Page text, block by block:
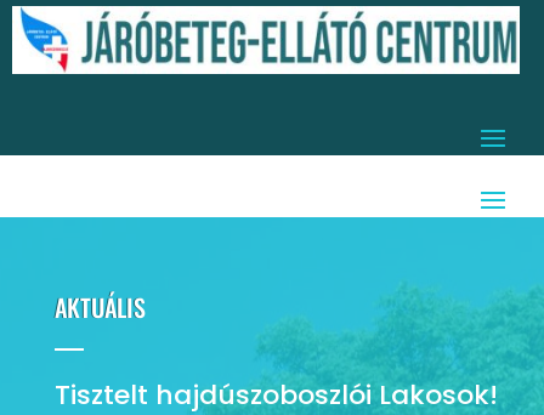
AKTUÁLIS
Tisztelt hajdúszoboszlói Lakosok!